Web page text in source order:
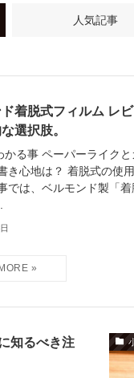
人気記事
ド着脱式フィルム レ
選択肢。
かる事 ペーパーライク
き心地は？ 着脱式の使
では、ベルモンド製「
知るべき注